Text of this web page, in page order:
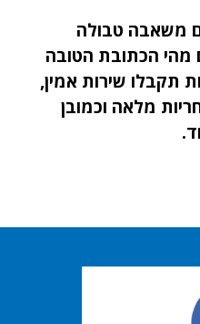
משאבה טבולה
מהי הכתובת הטובה
תקבלו שירות אמין,
מלאה וכמובן